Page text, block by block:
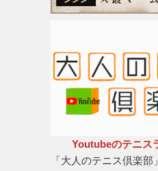
Youtubeのテニス
「大人のテニス倶楽